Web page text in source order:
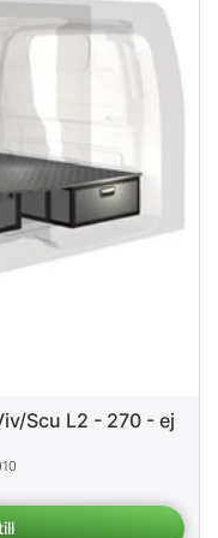
Scu L2 - 270 - ej